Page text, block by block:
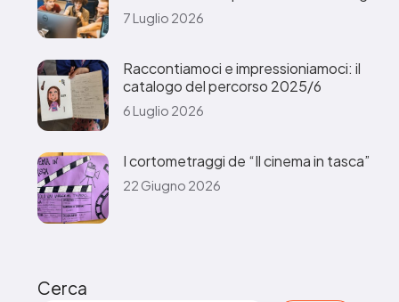
7 Luglio 2026
Raccontiamoci e impressioniamoci: il
catalogo del percorso 2025/6
6 Luglio 2026
I cortometraggi de “Il cinema in tasca”
22 Giugno 2026
Cerca